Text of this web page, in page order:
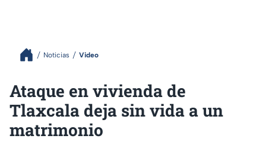
Noticias Video
Ataque en vivienda de
Tlaxcala deja sin vida a un
matrimonio